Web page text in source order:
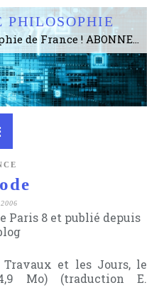
PHILOSOPHIE
Le plus gros site de philosophie de France ! ABONNEZ-VOUS ! 4115 Articles, 1634 abonné·e·s, depuis 2006 . . . . . . . . 2 852 214 pages vues jusqu'à présent. Prestance et être apte à un plus grand nombre de choses.
Paris 8 et publié depuis
Travaux et les Jours, le
Mo) (traduction E.